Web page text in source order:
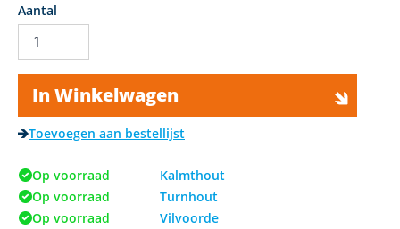
Aantal
In Winkelwagen
Toevoegen aan bestellijst
Op voorraad
Kalmthout
Op voorraad
Turnhout
Op voorraad
Vilvoorde